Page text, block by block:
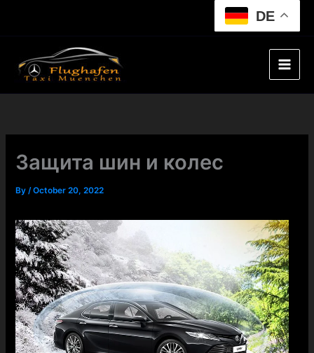
DE
Защита шин и колес
By/October 20, 2022